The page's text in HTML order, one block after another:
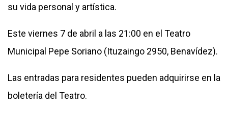
su vida personal y artística.
Este viernes 7 de abril a las 21:00 en el Teatro
Municipal Pepe Soriano (Ituzaingo 2950, Benavídez).
Las entradas para residentes pueden adquirirse en la
boletería del Teatro.